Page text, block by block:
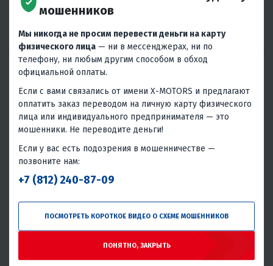
Да
Водяное Тайвань
В 1 КЛИК
Нет
Воздушное
17/14
4 540 ₽ 4 690 ₽ 24 960 ₽ 25 790 ₽
мошенников
Мы никогда не просим перевести деньги на карту
физического лица — ни в мессенджерах, ни по
телефону, ни любым другим способом в обход
официальной оплаты.
Если с вами связались от имени X-MOTORS и предлагают
оплатить заказ переводом на личную карту физического
лица или индивидуального предпринимателя — это
мошенники. Не переводите деньги!
Если у вас есть подозрения в мошенничестве —
позвоните нам:
+7 (812) 240-87-09
ПОСМОТРЕТЬ КОРОТКОЕ ВИДЕО О СХЕМЕ МОШЕННИКОВ
ПОНЯТНО, ЗАКРЫТЬ